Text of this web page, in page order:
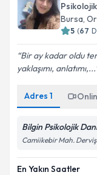
Bursa,
5 (67
Bir ay kadar oldu
yaklaşımı, anlatımı,...
Adres 1
Bilgin Psikolojik
Camiikebir Mah.
En Yakın Saatler